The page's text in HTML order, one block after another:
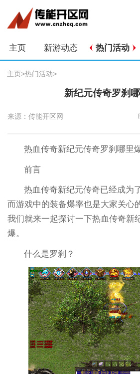
主页 新游动态 热门活动
主页>热门活动>
新纪元传奇罗刹
来源：传能开区网
热血传奇新纪元传奇罗刹哪里
前言
热血传奇新纪元传奇已经成为
而游戏中的装备爆率也是大家关心
我们就来一起探讨一下热血传奇新
爆。
什么是罗刹？